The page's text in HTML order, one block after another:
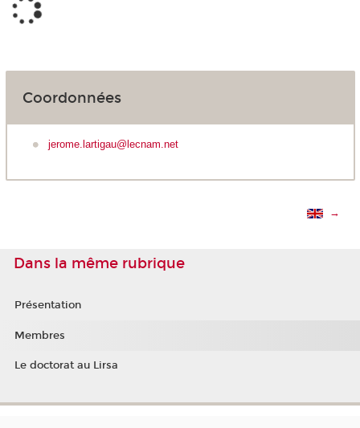
Coordonnées
jerome.lartigau@lecnam.net
→
Dans la même rubrique
Présentation
Membres
Le doctorat au Lirsa